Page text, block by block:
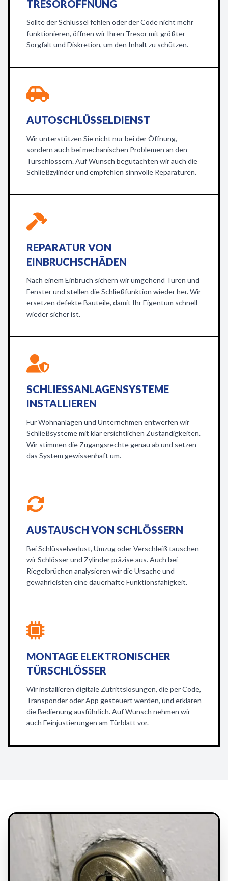
TRESORÖFFNUNG
Sollte der Schlüssel fehlen oder der Code nicht mehr
funktionieren, öffnen wir Ihren Tresor mit größter
Sorgfalt und Diskretion, um den Inhalt zu schützen.
AUTOSCHLÜSSELDIENST
Wir unterstützen Sie nicht nur bei der Öffnung,
sondern auch bei mechanischen Problemen an den
Türschlössern. Auf Wunsch begutachten wir auch die
Schließzylinder und empfehlen sinnvolle Reparaturen.
REPARATUR VON
EINBRUCHSCHÄDEN
Nach einem Einbruch sichern wir umgehend Türen und
Fenster und stellen die Schließfunktion wieder her. Wir
ersetzen defekte Bauteile, damit Ihr Eigentum schnell
wieder sicher ist.
SCHLIESSANLAGENSYSTEME I
NSTALLIEREN
Für Wohnanlagen und Unternehmen entwerfen wir
Schließsysteme mit klar ersichtlichen Zuständigkeiten.
Wir stimmen die Zugangsrechte genau ab und setzen
das System gewissenhaft um.
AUSTAUSCH VON SCHLÖSSERN
Bei Schlüsselverlust, Umzug oder Verschleiß tauschen
wir Schlösser und Zylinder präzise aus. Auch bei
Riegelbrüchen analysieren wir die Ursache und
gewährleisten eine dauerhafte Funktionsfähigkeit.
MONTAGE ELEKTRONISCHER
TÜRSCHLÖSSER
Wir installieren digitale Zutrittslösungen, die per Code,
Transponder oder App gesteuert werden, und erklären
die Bedienung ausführlich. Auf Wunsch nehmen wir
auch Feinjustierungen am Türblatt vor.